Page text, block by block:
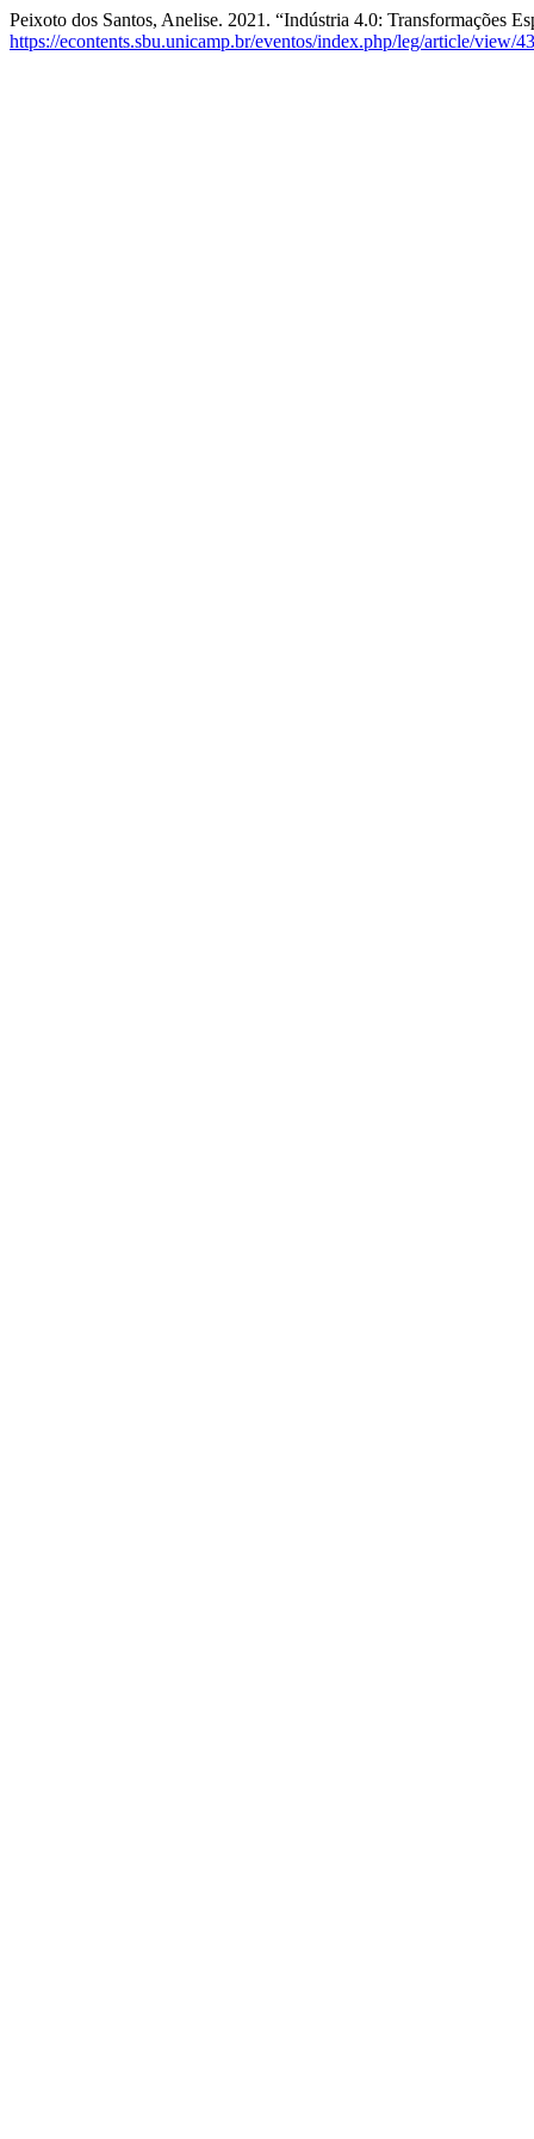
Peixoto dos Santos, Anelise. 2021. “Indústria 4.0: Transformações
https://econtents.sbu.unicamp.br/eventos/index.php/leg/article/view/